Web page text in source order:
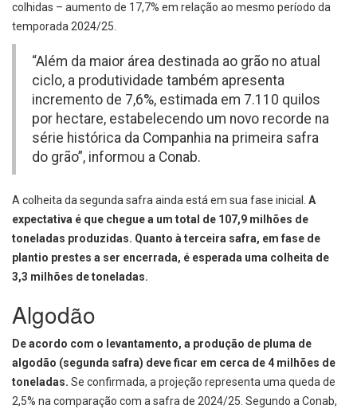
colhidas – aumento de 17,7% em relação ao mesmo período da
temporada 2024/25.
“Além da maior área destinada ao grão no atual
ciclo, a produtividade também apresenta
incremento de 7,6%, estimada em 7.110 quilos
por hectare, estabelecendo um novo recorde na
série histórica da Companhia na primeira safra
do grão”, informou a Conab.
A colheita da segunda safra ainda está em sua fase inicial. A
expectativa é que chegue a um total de 107,9 milhões de
toneladas produzidas. Quanto à terceira safra, em fase de
plantio prestes a ser encerrada, é esperada uma colheita de
3,3 milhões de toneladas.
Algodão
De acordo com o levantamento, a produção de pluma de
algodão (segunda safra) deve ficar em cerca de 4 milhões de
toneladas. Se confirmada, a projeção representa uma queda de
2,5% na comparação com a safra de 2024/25. Segundo a Conab,